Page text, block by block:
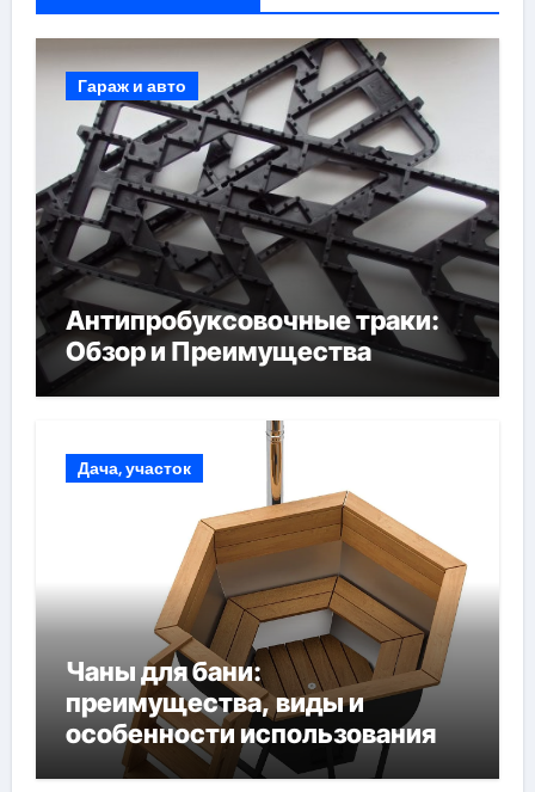
Гараж и авто
Антипробуксовочные траки:
Обзор и Преимущества
Дача, участок
Чаны для бани:
преимущества, виды и
особенности использования